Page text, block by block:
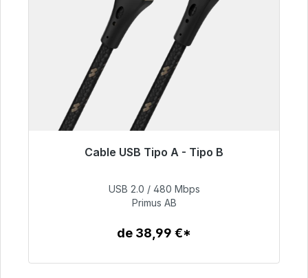
Cable USB Tipo A - Tipo B
Listo para envío inmediato, plazo de entrega
76,99 €
USB 2.0 / 480 Mbps
Primus AB
de 38,99 €*